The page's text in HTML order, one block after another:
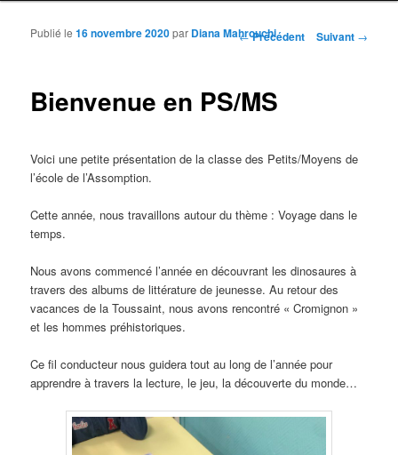
Navigation des articles
←Précédent Suivant →
Bienvenue en PS/MS
Publié le16 novembre 2020par Diana Mahrouchi
Voici une petite présentation de la classe des Petits/Moyens de
l’école de l’Assomption.
Cette année, nous travaillons autour du thème : Voyage dans le
temps.
Nous avons commencé l’année en découvrant les dinosaures à
travers des albums de littérature de jeunesse. Au retour des
vacances de la Toussaint, nous avons rencontré « Cromignon »
et les hommes préhistoriques.
Ce fil conducteur nous guidera tout au long de l’année pour
apprendre à travers la lecture, le jeu, la découverte du monde…